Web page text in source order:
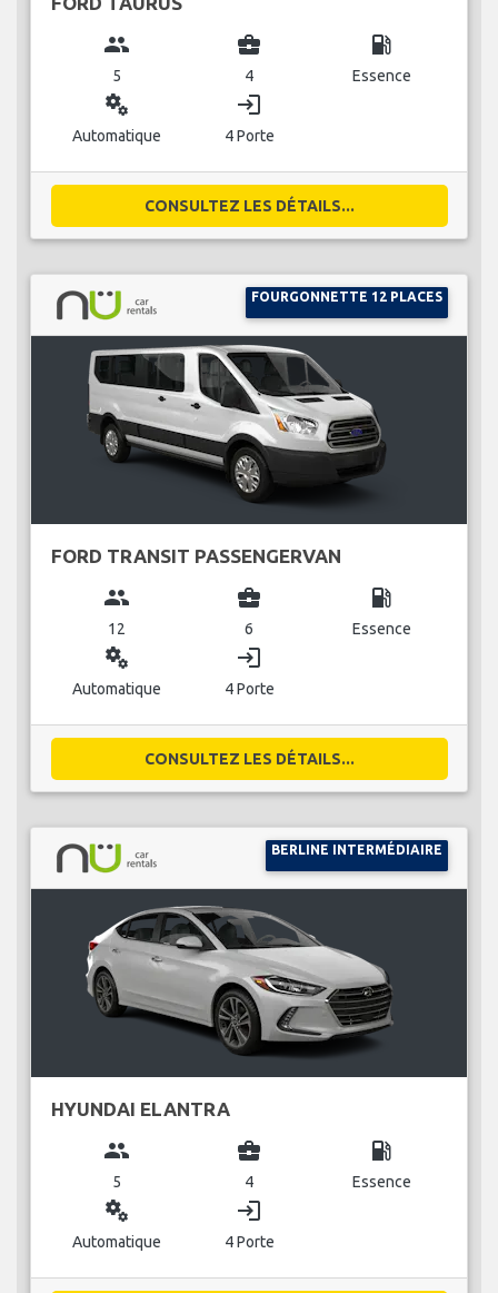
group
5
business_center
4
local_gas_station
Essence
miscellaneous_services
Automatique
login
4 Porte
CONSULTEZ LES DÉTAILS...
FOURGONNETTE 12 PLACES
FORD TRANSIT PASSENGERVAN
group
12
business_center
6
local_gas_station
Essence
miscellaneous_services
Automatique
login
4 Porte
CONSULTEZ LES DÉTAILS...
BERLINE INTERMÉDIAIRE
HYUNDAI ELANTRA
group
5
business_center
4
local_gas_station
Essence
miscellaneous_services
Automatique
login
4 Porte